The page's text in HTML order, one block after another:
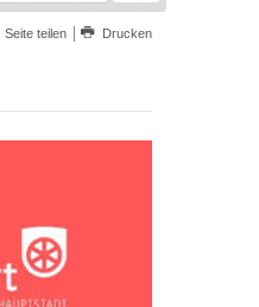
Seite teilen Drucken